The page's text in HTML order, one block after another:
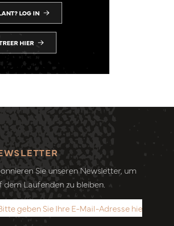
LOG IN
HIER
Sie unseren Newsletter, um
dem Laufenden zu bleiben.